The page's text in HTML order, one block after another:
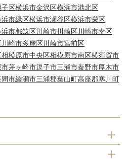
子区横浜市金沢区横浜市港北区
浜市緑区横浜市瀬谷区横浜市栄区
浜市都筑区川崎市川崎区川崎市幸区
川崎市多摩区川崎市宮前区
相模原市中央区相模原市南区横須賀市
市茅ヶ崎市逗子市三浦市秦野市厚木市
間市綾瀬市三浦郡葉山町高座郡寒川町